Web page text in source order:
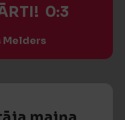
0:3
Melders